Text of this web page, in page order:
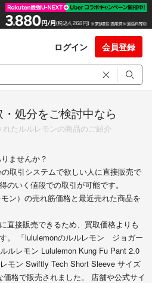
ログイン 会員登録
処分をご検討中なら
たルルレモンの商品のご紹介
ませんか？
取引システムで欲しい人に直接販売で
のいく値段での取引が可能です。
ン）の売れ筋価格と最近売れた商品を
直接販売できるため、買取価格よりも
。 「lululemonのルルレモン ジョガー
レモン Lululemon Kung Fu Pant 2.0
モン Swiftly Tech Short Sleeve サイズ
格で販売されました。 店舗や公式サイ